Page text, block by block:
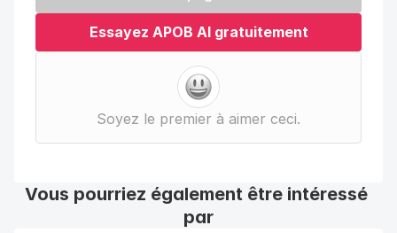
Essayez APOB AI gratuitement
Soyez le premier à aimer ceci.
Vous pourriez également être intéressé
par